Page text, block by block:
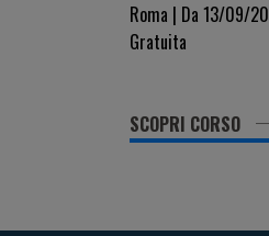
Roma | Da 13/09/
Gratuita
SCOPRI CORSO